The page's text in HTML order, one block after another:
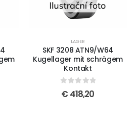
LAGER
SKF 3208 ATN9/W64
Kugellager mit schrägem
Kontakt
out of 5
€ 418,20